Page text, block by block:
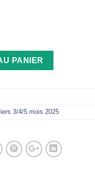
PANIER
3/4/5 mois 2025